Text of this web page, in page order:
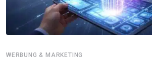
WERBUNG & MARKETING